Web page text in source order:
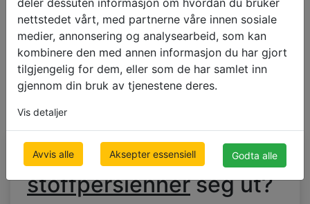
nettstedet vårt, med partnerne våre innen sosiale
medier, annonsering og analysearbeid, som kan
kombinere den med annen informasjon du har gjort
tilgjengelig for dem, eller som de har samlet inn
gjennom din bruk av tjenestene deres.
Vis detaljer
Avvis alle Aksepter essensiell Godta alle
Hvordan skillervertikale
stoffpersiennerseg ut?